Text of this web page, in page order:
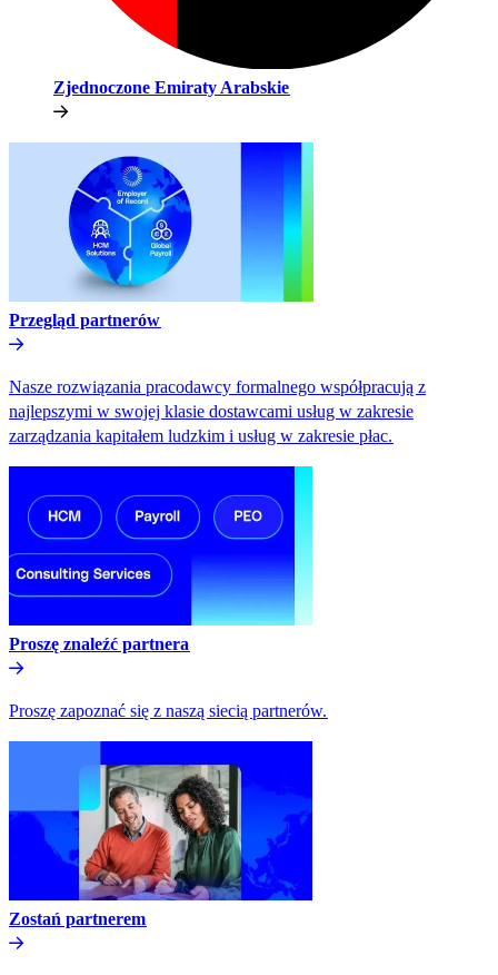
Zjednoczone Emiraty Arabskie​​
Przegląd partnerów​​
Nasze rozwiązania pracodawcy formalnego współpracują z
najlepszymi w swojej klasie dostawcami usług w zakresie
zarządzania kapitałem ludzkim i usług w zakresie płac.​​
Proszę znaleźć partnera​​
Proszę zapoznać się z naszą siecią partnerów.​​
Zostań partnerem​​